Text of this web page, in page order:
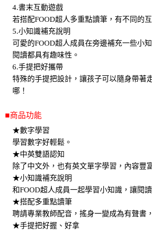
4.書末互動遊戲
若搭配FOOD超人多重點讀筆，有不同的
5.小知識補充說明
可愛的FOOD超人成員在旁邊補充一些小
閱讀都具有趣味性。
6.手提把好攜帶
特殊的手提把設計，讓孩子可以隨身帶著
哪！
■商品功能
★數字學習
學習數字好輕鬆。
★中英雙語認知
除了中文外，也有英文單字學習，內容豐
★小知識補充說明
和FOOD超人成員一起學習小知識，讓閱讀
★搭配多重點讀筆
聘請專業教師配音，搖身一變成為有聲書
★手提把好握、好拿